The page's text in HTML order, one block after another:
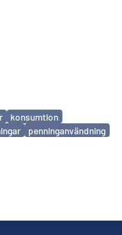
konsumtion
penninganvändning